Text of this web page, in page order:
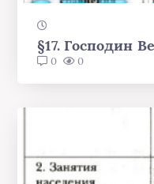
§17. Господин
0 0